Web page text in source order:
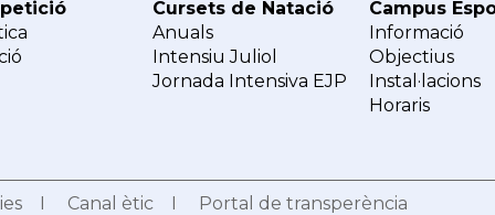
Cursets de Natació
Anuals
Intensiu Juliol
Jornada Intensiva EJP
Campus
Informació
Objectius
Instal·lacions
Horaris
I Canal èticI Portal de transperència